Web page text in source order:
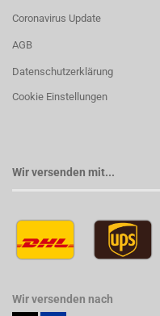
Coronavirus Update
AGB
Datenschutzerklärung
Cookie Einstellungen
Wir versenden mit...
Wir versenden nach